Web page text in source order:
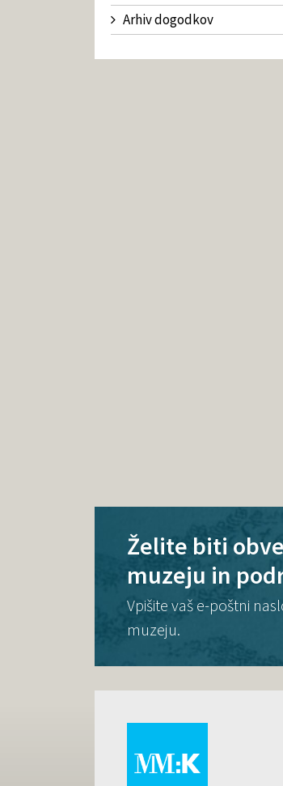
Arhiv dogodkov
Želite biti
muzeju in
Vpišite vaš e-poštni
muzeju.